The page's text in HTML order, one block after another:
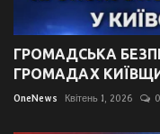
ГРОМАДСЬКА
ГРОМАДАХ
OneNews Квітень 1, 2026 0